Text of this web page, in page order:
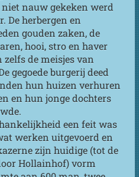
nauw gekeken werd
De herbergen en
gouden zaken, de
hooi, stro en haver
de meisjes van
gegoede burgerij deed
hun huizen verhuren
en hun jonge dochters
een feit was
werken uitgevoerd en
zijn huidige (tot de
Hollainhof) vorm